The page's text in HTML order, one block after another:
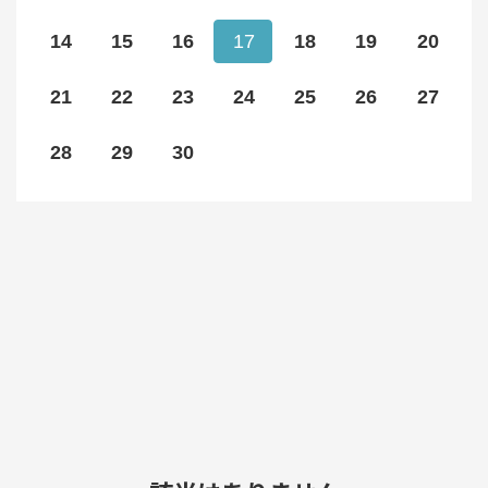
14 15 16 17 18 19 20
21 22 23 24 25 26 27
28 29 30